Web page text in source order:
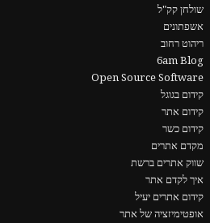
שולחן קק"ל
אשפתונים
ריהוט רחוב
6am Blog
Open Source Software
קידום בגוגל
קידום אתר
קידום כשר
מקדם אתרים
שווק אתרים ברשת
איך לקדם אתר
קידום אתרים יעיל
אופטימיזציה של אתר